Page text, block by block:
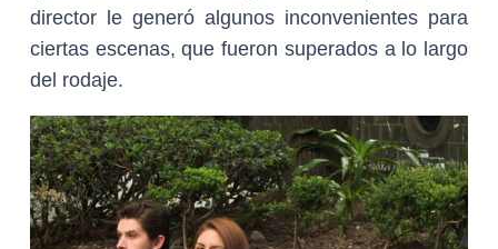
director le generó algunos inconvenientes para
ciertas escenas, que fueron superados a lo largo
del rodaje.